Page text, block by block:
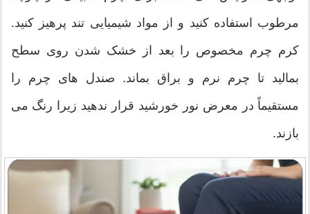
مرطوب استفاده کنید و از مواد شیمیایی تند پرهیز کنید.
کرم چرم مخصوص را بعد از خشک شدن روی سطح
بمالید تا چرم نرم و براق بماند. صندل های چرم را
مستقیماً در معرض نور خورشید قرار ندهید زیرا رنگ می
بازند.